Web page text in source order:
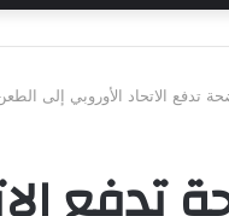
تدفع الاتحاد الأوروبي إلى